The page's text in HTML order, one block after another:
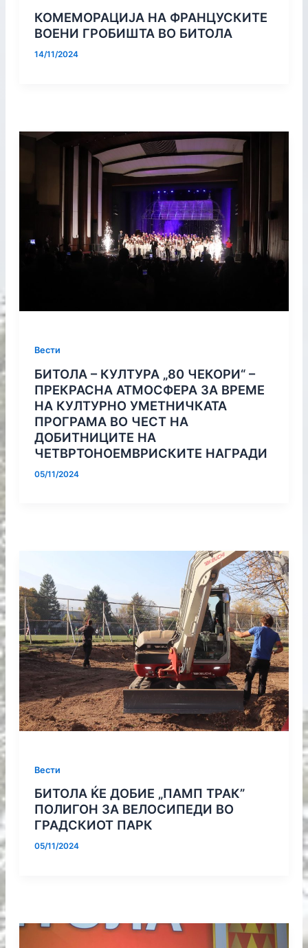
КОМЕМОРАЦИЈА НА ФРАНЦУСКИТЕ
ВОЕНИ ГРОБИШТА ВО БИТОЛА
14/11/2024
Вести
БИТОЛА – КУЛТУРА „80 ЧЕКОРИ“ –
ПРЕКРАСНА АТМОСФЕРА ЗА ВРЕМЕ
НА КУЛТУРНО УМЕТНИЧКАТА
ПРОГРАМА ВО ЧЕСТ НА
ДОБИТНИЦИТЕ НА
ЧЕТВРТОНОЕМВРИСКИТЕ НАГРАДИ
05/11/2024
Вести
БИТОЛА ЌЕ ДОБИЕ „ПАМП ТРАК”
ПОЛИГОН ЗА ВЕЛОСИПЕДИ ВО
ГРАДСКИОТ ПАРК
05/11/2024